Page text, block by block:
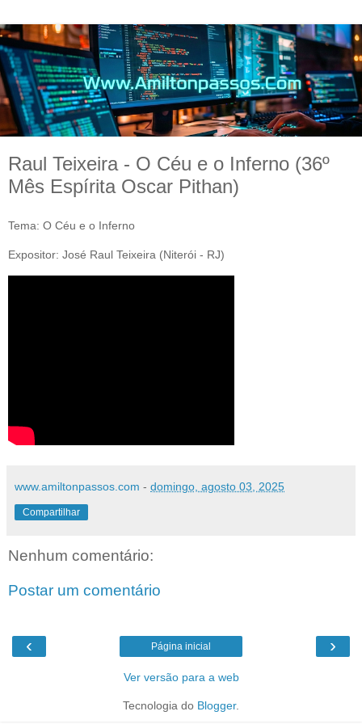
Raul Teixeira - O Céu e o Inferno (36º
Mês Espírita Oscar Pithan)
Tema: O Céu e o Inferno
Expositor: José Raul Teixeira (Niterói - RJ)
www.amiltonpassos.com - domingo, agosto 03, 2025
Compartilhar
Nenhum comentário:
Postar um comentário
‹ ›
Página inicial
Ver versão para a web
Tecnologia do Blogger.